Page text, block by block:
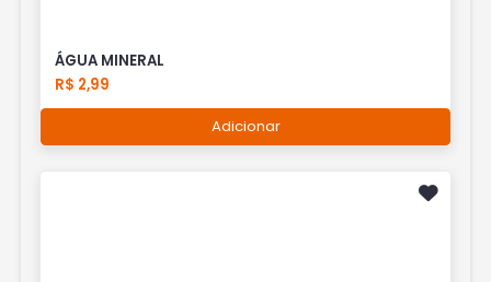
ÁGUA MINERAL
R$ 2,99
Adicionar